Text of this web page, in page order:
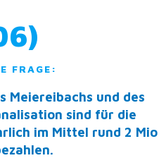
FRAGE:
Meiereibachs und des
sind für die
im Mittel rund 2 Mio